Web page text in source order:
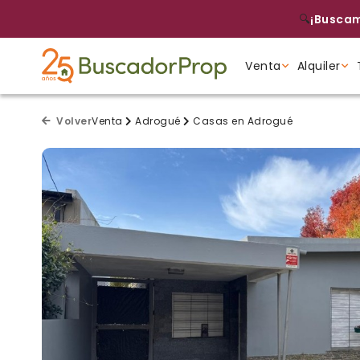
🔍
Venta
Tipo de propiedad
Alquiler
Tipo de propiedad
Tipo de propiedad
VolverVenta Adrogué Casas en Adrogué